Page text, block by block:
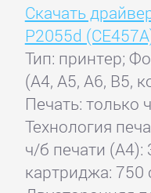
Скачать
P2055d
Тип: принтер;
(A4, A5, A6, B5,
Печать: только
Технология
ч/б печати (А4):
картриджа: 750